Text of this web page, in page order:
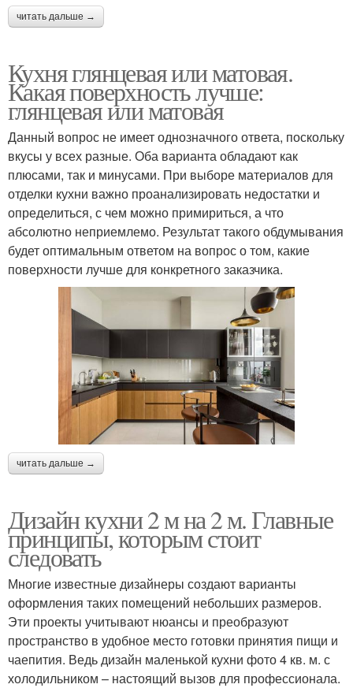
читать дальше →
Кухня глянцевая или матовая.
Какая поверхность лучше:
глянцевая или матовая
Данный вопрос не имеет однозначного ответа, поскольку
вкусы у всех разные. Оба варианта обладают как
плюсами, так и минусами. При выборе материалов для
отделки кухни важно проанализировать недостатки и
определиться, с чем можно примириться, а что
абсолютно неприемлемо. Результат такого обдумывания
будет оптимальным ответом на вопрос о том, какие
поверхности лучше для конкретного заказчика.
читать дальше →
Дизайн кухни 2 м на 2 м. Главные
принципы, которым стоит
следовать
Многие известные дизайнеры создают варианты
оформления таких помещений небольших размеров.
Эти проекты учитывают нюансы и преобразуют
пространство в удобное место готовки принятия пищи и
чаепития. Ведь дизайн маленькой кухни фото 4 кв. м. с
холодильником – настоящий вызов для профессионала.